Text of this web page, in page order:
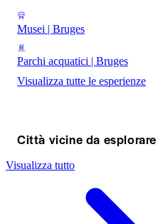
Musei | Bruges
Parchi acquatici | Bruges
Visualizza tutte le esperienze
Città vicine da esplorare
Visualizza tutto